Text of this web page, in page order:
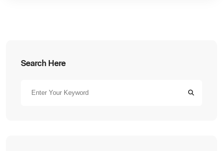
Search Here